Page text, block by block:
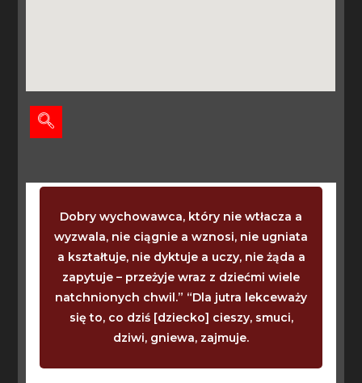
Dobry wychowawca, który nie wtłacza a
wyzwala, nie ciągnie a wznosi, nie ugniata
a kształtuje, nie dyktuje a uczy, nie żąda a
zapytuje – przeżyje wraz z dziećmi wiele
natchnionych chwil.” “Dla jutra lekceważy
się to, co dziś [dziecko] cieszy, smuci,
dziwi, gniewa, zajmuje.